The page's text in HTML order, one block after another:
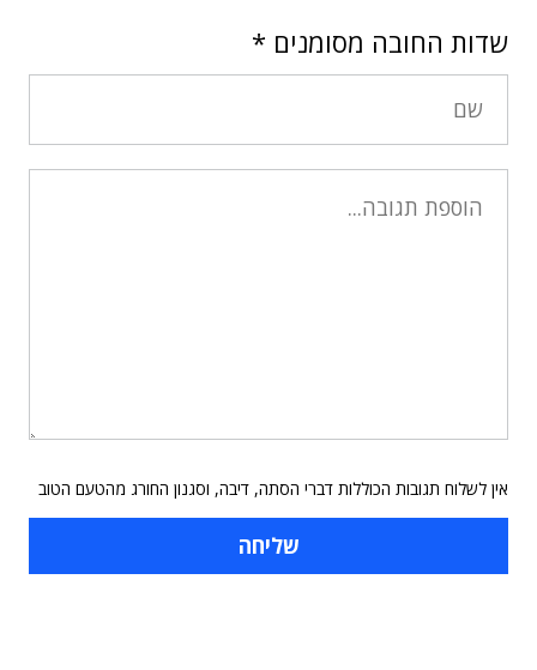
שדות החובה מסומנים *
אין לשלוח תגובות הכוללות דברי הסתה, דיבה, וסגנון החורג מהטעם הטוב